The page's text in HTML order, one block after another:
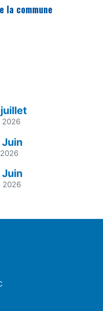
la commune
2026
2026